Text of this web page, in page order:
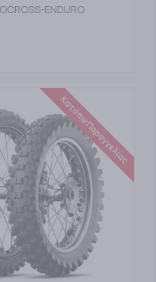
ENDURO
Κατόπιν Παραγγελίας